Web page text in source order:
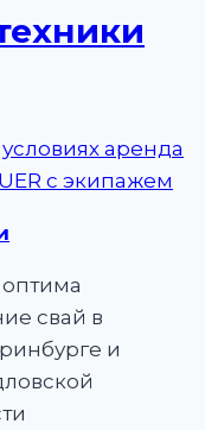
аренда
с экипажем